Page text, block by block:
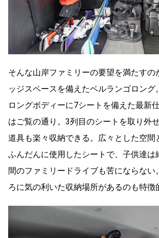
そんな山岸ファミリーの要望を満たすの
ッジスペースを備えたベルランゴロング
ロングボディーに7シートを備えた最新
はご覧の通り。3列目のシートを取り外
道具も楽々収納できる。広々とした空間
ふんだんに使用したシートで、子供達は
間のファミリードライブも苦にならない
ろに気の利いた収納場所があるのも特徴